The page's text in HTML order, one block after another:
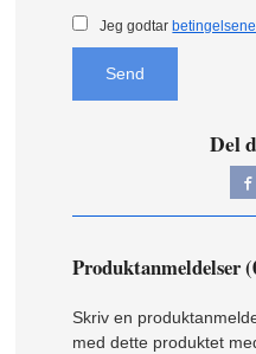
Jeg godtar betingelsene
Send
Del
Produktanmeldelser
Skriv en
med dette produktet